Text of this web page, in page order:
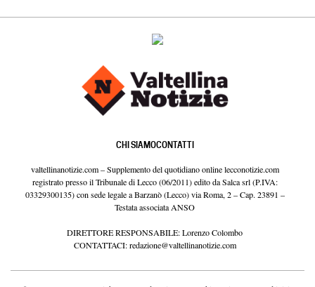
CHI SIAMOCONTATTI
valtellinanotizie.com – Supplemento del quotidiano online lecconotizie.com
registrato presso il Tribunale di Lecco (06/2011) edito da Salca srl (P.IVA:
03329300135) con sede legale a Barzanò (Lecco) via Roma, 2 – Cap. 23891 –
Testata associata ANSO
DIRETTORE RESPONSABILE: Lorenzo Colombo
CONTATTACI:redazione@valtellinanotizie.com